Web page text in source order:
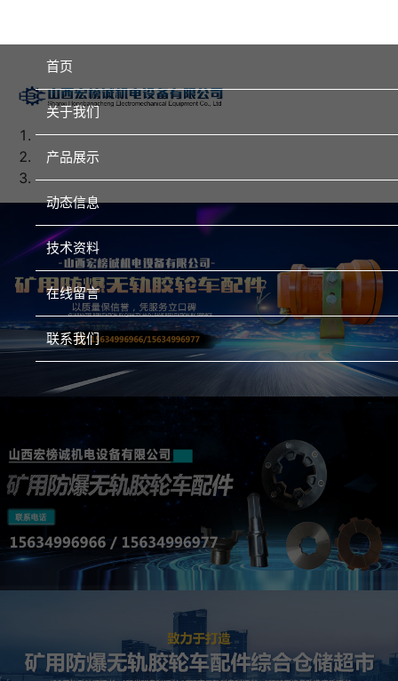
首页
关于我们
产品展示
动态信息
技术资料
在线留言
联系我们